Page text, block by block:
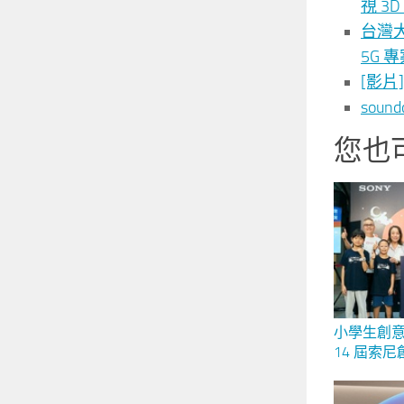
視
台灣
5G
[影片
您也
小學生創
14 屆索尼
Sony aibo